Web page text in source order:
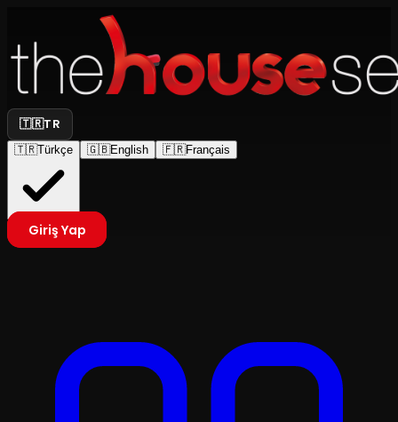
🇹🇷TR
🇹🇷Türkçe 🇬🇧English 🇫🇷Français
Giriş Yap